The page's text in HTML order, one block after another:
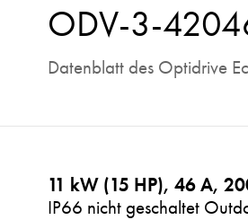
ODV-3-
Datenblatt des Optidrive
11 kW (15 HP), 46 A,
IP66 nicht geschaltet